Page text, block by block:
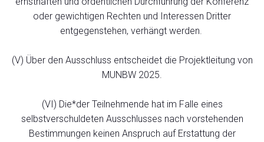
oder gewichtigen Rechten und Interessen Dritter
entgegenstehen, verhängt werden.
(V) Über den Ausschluss entscheidet die Projektleitung von
MUNBW 2025.
(VI) Die*der Teilnehmende hat im Falle eines
selbstverschuldeten Ausschlusses nach vorstehenden
Bestimmungen keinen Anspruch auf Erstattung der